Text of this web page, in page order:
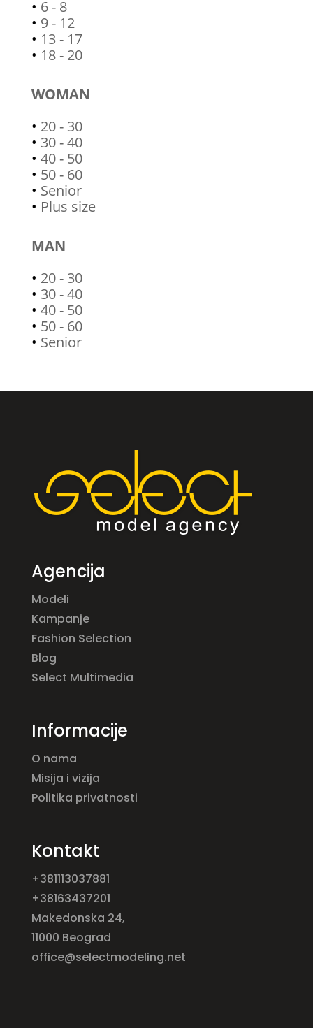
• 6 - 8
• 9 - 12
• 13 - 17
• 18 - 20
WOMAN
• 20 - 30
• 30 - 40
• 40 - 50
• 50 - 60
• Senior
• Plus size
MAN
• 20 - 30
• 30 - 40
• 40 - 50
• 50 - 60
• Senior
Agencija
Modeli
Kampanje
Fashion Selection
Blog
Select Multimedia
Informacije
O nama
Misija i vizija
Politika privatnosti
Kontakt
+381113037881
+38163437201
Makedonska 24,
11000 Beograd
office@selectmodeling.net